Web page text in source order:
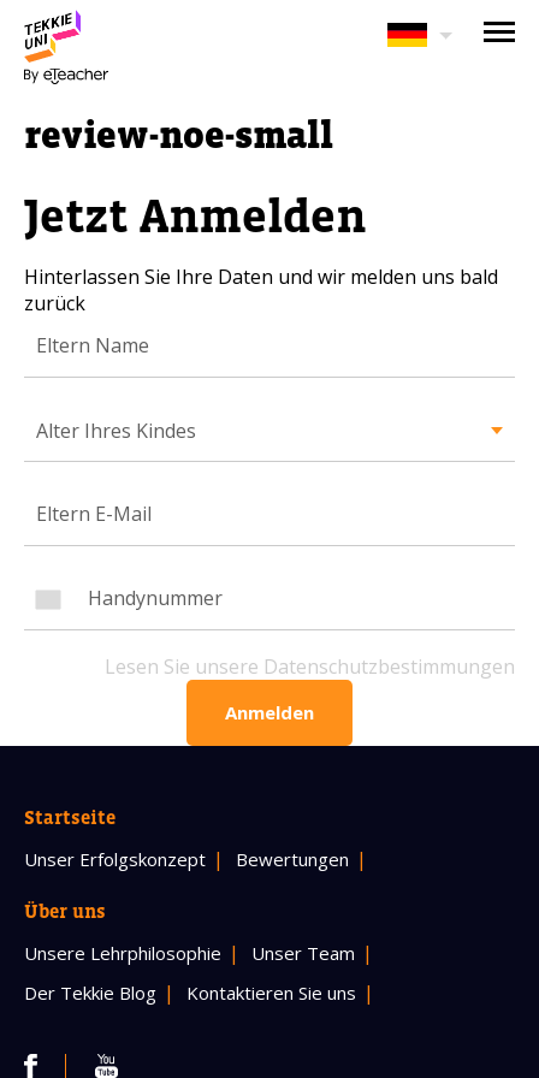
review-noe-small
Jetzt Anmelden
Hinterlassen Sie Ihre Daten und wir melden uns bald
zurück
Alter Ihres Kindes
Lesen Sie unsere Datenschutzbestimmungen
Anmelden
Startseite
Unser Erfolgskonzept Bewertungen
Über uns
Unsere Lehrphilosophie
Unser Team
Der Tekkie Blog
Kontaktieren Sie uns
BRAUCHEN SIE HILFE BEI
Hinterlassen Sie Ihre Daten und wir
Alter Ihres Kindes
Lesen Sie unsere Datenschutzbestimmungen